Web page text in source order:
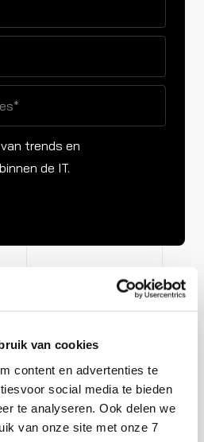
van cookies
content en advertenties te
social media te bieden
te analyseren. Ook delen we
van onze site met onze 7
trends en
de IT.
revolutie op het gebied van
Belangrijk is om deze
de hele organisatie te
om samen te kijken